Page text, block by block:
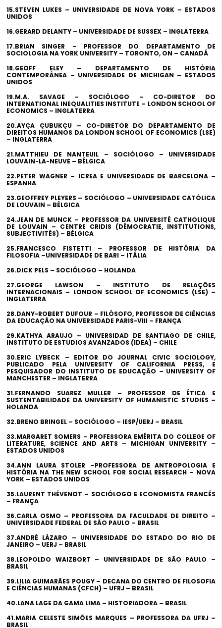
15.STEVEN LUKES – UNIVERSIDADE DE NOVA YORK – ESTADOS
UNIDOS
16.GERARD DELANTY – UNIVERSIDADE DE SUSSEX – INGLATERRA
17.BRIAN SINGER – PROFESSOR DO DEPARTAMENTO DE
SOCIOLOGIA NA YORK UNIVERSITY – TORONTO, ON – CANADÁ
18.GEOFF ELEY – DEPARTAMENTO DE HISTÓRIA
CONTEMPORÂNEA – UNIVERSIDADE DE MICHIGAN – ESTADOS
UNIDOS
19.M.A. SAVAGE – SOCIÓLOGO – CO-DIRETOR DO
INTERNATIONAL INEQUALITIES INSTITUTE – LONDON SCHOOL OF
ECONOMICS – INGLATERRA
20.AYÇA ÇUBUKÇU – CO-DIRETOR DO DEPARTAMENTO DE
DIREITOS HUMANOS DA LONDON SCHOOL OF ECONOMICS (LSE)
– INGLATERRA
21.MATTHIEU DE NANTEUIL – SOCIÓLOGO – UNIVERSIDADE
LOUVAIN-LA-NEUVE – BÉLGICA
22.PETER WAGNER – ICREA E UNIVERSIDADE DE BARCELONA –
ESPANHA
23.GEOFFREY PLEYERS – SOCIÓLOGO – UNIVERSIDADE CATÓLICA
DE LOUVAIN – BÉLGICA
24.JEAN DE MUNCK – PROFESSOR DA UNIVERSITÉ CATHOLIQUE
DE LOUVAIN – CENTRE CRIDIS (DÉMOCRATIE, INSTITUTIONS,
SUBJECTIVITÉS) – BÉLGICA
25.FRANCESCO FISTETTI – PROFESSOR DE HISTÓRIA DA
FILOSOFIA –UNIVERSIDADE DE BARI – ITÁLIA
26.DICK PELS – SOCIÓLOGO – HOLANDA
27.GEORGE LAWSON – INSTITUTO DE RELAÇÕES
INTERNACIONAIS – LONDON SCHOOL OF ECONOMICS (LSE) –
INGLATERRA
28.DANY-ROBERT DUFOUR – FILÓSOFO, PROFESSOR DE CIÊNCIAS
DA EDUCAÇÃO NA UNIVERSIDADE PARIS-VIII – FRANÇA
29.KATHYA ARAUJO – UNIVERSIDAD DE SANTIAGO DE CHILE,
INSTITUTO DE ESTUDIOS AVANZADOS (IDEA) – CHILE
30.ERIC LYBECK – EDITOR DO JOURNAL CIVIC SOCIOLOGY,
PUBLICADO PELA UNIVERSITY OF CALIFORNIA PRESS, E
PESQUISADOR DO INSTITUTO DE EDUCAÇÃO – UNIVERSITY OF
MANCHESTER – INGLATERRA
31.FERNANDO SUAREZ MULLER – PROFESSOR DE ÉTICA E
SUSTENTABILIDADE DA UNIVERSITY OF HUMANISTIC STUDIES –
HOLANDA
32.BRENO BRINGEL – SOCIÓLOGO – IESP/UERJ – BRASIL
33.MARGARET SOMERS – PROFESSORA EMÉRITA DO COLLEGE OF
LITERATURE, SCIENCE AND ARTS – MICHIGAN UNIVERSITY –
ESTADOS UNIDOS
34.ANN LAURA STOLER –PROFESSORA DE ANTROPOLOGIA E
HISTÓRIA NA THE NEW SCHOOL FOR SOCIAL RESEARCH – NOVA
YORK – ESTADOS UNIDOS
35.LAURENT THÉVENOT – SOCIÓLOGO E ECONOMISTA FRANCÊS
– FRANÇA
36.CARLA OSMO – PROFESSORA DA FACULDADE DE DIREITO –
UNIVERSIDADE FEDERAL DE SÃO PAULO – BRASIL
37.ANDRÉ LÁZARO – UNIVERSIDADE DO ESTADO DO RIO DE
JANEIRO – UERJ – BRASIL
38.LEOPOLDO WAIZBORT – UNIVERSIDADE DE SÃO PAULO –
BRASIL
39.LILIA GUIMARÃES POUGY – DECANA DO CENTRO DE FILOSOFIA
E CIÊNCIAS HUMANAS (CFCH) – UFRJ – BRASIL
40.LANA LAGE DA GAMA LIMA – HISTORIADORA – BRASIL
41.MARIA CELESTE SIMÕES MARQUES – PROFESSORA DA UFRJ –
BRASIL